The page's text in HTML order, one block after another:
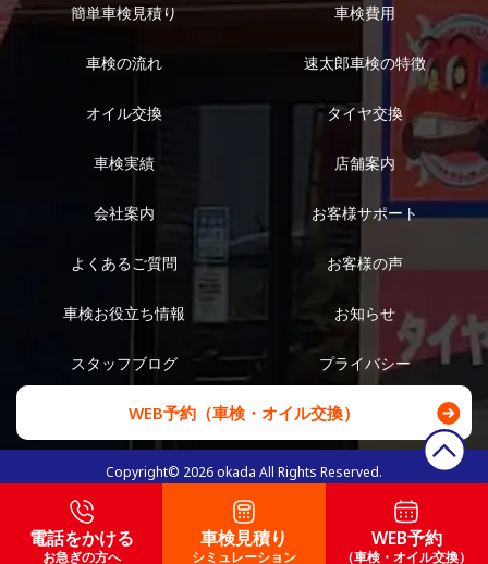
簡単車検見積り
車検費用
車検の流れ 速太郎車検の特徴
オイル交換 タイヤ交換
車検実績 店舗案内
会社案内 お客様サポート
よくあるご質問 お客様の声
車検お役立ち情報 お知らせ
スタッフブログ プライバシー
WEB予約（車検・オイル交換）
Copyright© 2026okada All Rights Reserved.
電話をかける
お急ぎの方へ
車検見積り
シミュレーション
WEB予約
（車検・オイル交換）